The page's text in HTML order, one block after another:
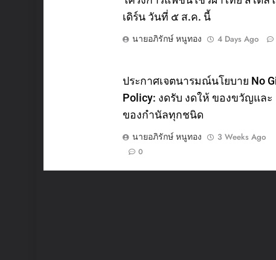
เดิร์น วันที่ ๕ ส.ค. นี้
นายอภิรักษ์ หนูทอง
4 Days Ago
ประกาศเจตนารมณ์นโยบาย No
Policy: งดรับ งดให้ ของขวัญและ
ของกำนัลทุกชนิด
นายอภิรักษ์ หนูทอง
3 Weeks Ago
0